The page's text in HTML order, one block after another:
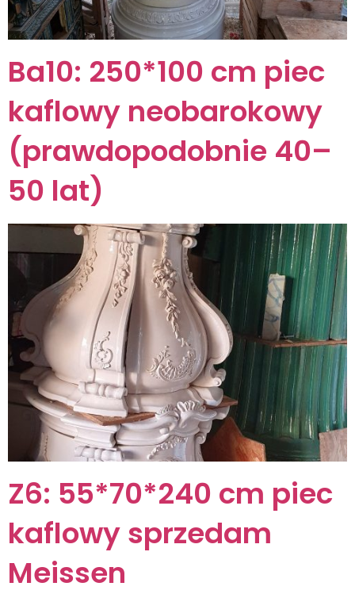
Ba10: 250*100 cm piec
kaflowy neobarokowy
(prawdopodobnie 40–
50 lat)
Z6: 55*70*240 cm piec
kaflowy sprzedam
Meissen